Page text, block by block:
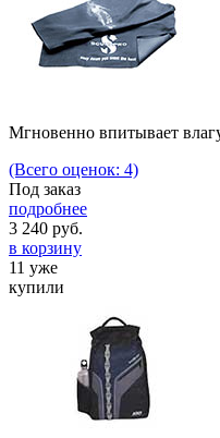
Мгновенно впитывает
(Всего оценок: 4)
Под заказ
подробнее
3 240 руб.
в корзину
11 уже
купили